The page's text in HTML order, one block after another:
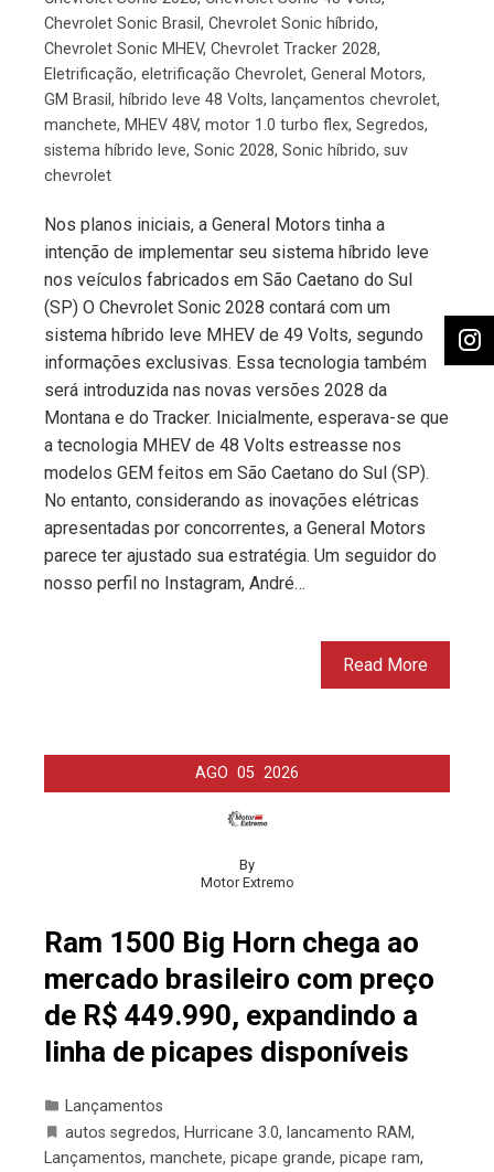
Chevrolet Sonic Brasil , Chevrolet Sonic híbrido,
Chevrolet Sonic MHEV, Chevrolet Tracker 2028,
Eletrificação, eletrificação Chevrolet, General Motors,
GM Brasil , híbrido leve 48 Volts, lançamentos chevrolet,
manchete, MHEV 48V, motor 1.0 turbo flex, Segredos,
sistema híbrido leve, Sonic 2028, Sonic híbrido, suv
chevrolet
Nos planos iniciais, a General Motors tinha a
intenção de implementar seu sistema híbrido leve
nos veículos fabricados em São Caetano do Sul
(SP) O Chevrolet Sonic 2028 contará com um
sistema híbrido leve MHEV de 49 Volts, segundo
informações exclusivas. Essa tecnologia também
será introduzida nas novas versões 2028 da
Montana e do Tracker. Inicialmente, esperava-se que
a tecnologia MHEV de 48 Volts estreasse nos
modelos GEM feitos em São Caetano do Sul (SP).
No entanto, considerando as inovações elétricas
apresentadas por concorrentes, a General Motors
parece ter ajustado sua estratégia. Um seguidor do
nosso perfil no Instagram, André…
Read More
AGO 05 2026
By
Motor Extremo
Ram 1500 Big Horn chega ao
mercado brasileiro com preço
de R$ 449.990, expandindo a
linha de picapes disponíveis
Lançamentos
autos segredos, Hurricane 3.0, lancamento RAM,
Lançamentos, manchete, picape grande, picape ram,